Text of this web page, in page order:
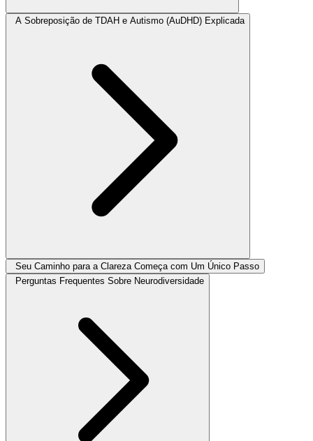
A Sobreposição de TDAH e Autismo (AuDHD) Explicada
Seu Caminho para a Clareza Começa com Um Único Passo
Perguntas Frequentes Sobre Neurodiversidade